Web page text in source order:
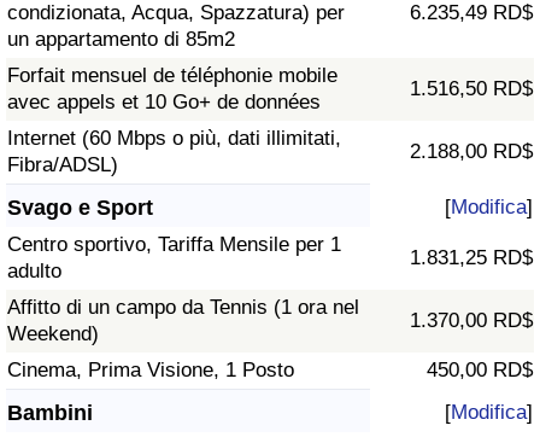
condizionata, Acqua, Spazzatura) per
un appartamento di 85m2
6.235,49 RD$
Forfait mensuel de téléphonie mobile
avec appels et 10 Go+ de données
1.516,50 RD$
Internet (60 Mbps o più, dati illimitati,
Fibra/ADSL)
2.188,00 RD$
Svago e Sport [Modifica]
Centro sportivo, Tariffa Mensile per 1
adulto
1.831,25 RD$
Affitto di un campo da Tennis (1 ora nel
Weekend)
1.370,00 RD$
Cinema, Prima Visione, 1 Posto 450,00 RD$
Bambini [Modifica]